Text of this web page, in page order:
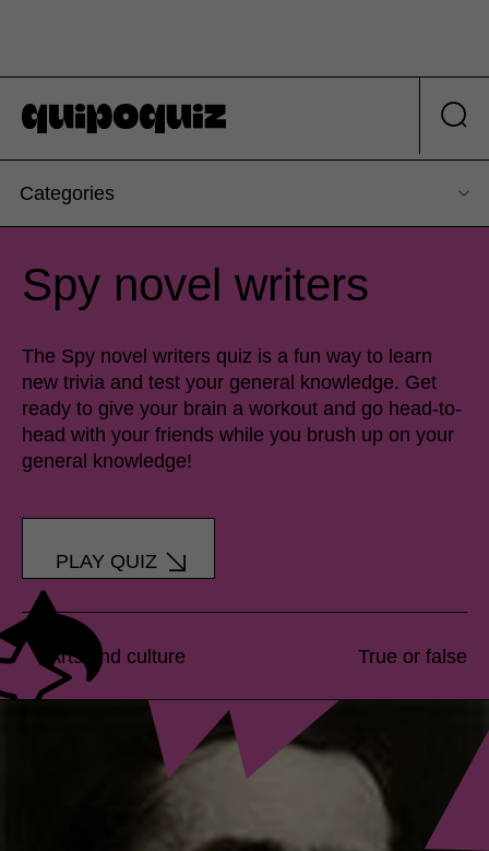
Categories
Spy novel writers
The Spy novel writers quiz is a fun way to learn
new trivia and test your general knowledge. Get
ready to give your brain a workout and go head-to-
head with your friends while you brush up on your
general knowledge!
PLAY QUIZ
Arts and culture True or false